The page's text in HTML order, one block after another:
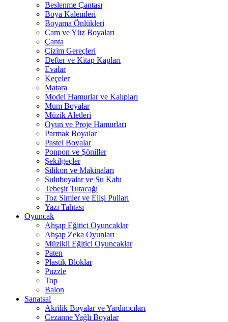
Beslenme Çantası
Boya Kalemleri
Boyama Önlükleri
Cam ve Yüz Boyaları
Çanta
Çizim Gereçleri
Defter ve Kitap Kapları
Evalar
Keçeler
Matara
Model Hamurlar ve Kalıpları
Mum Boyalar
Müzik Aletleri
Oyun ve Proje Hamurları
Parmak Boyalar
Pastel Boyalar
Ponpon ve Şöniller
Şekilgeçler
Silikon ve Makinaları
Suluboyalar ve Su Kabı
Tebeşir Tutacağı
Toz Simler ve Elişi Pulları
Yazı Tahtası
Oyuncak
Ahşap Eğitici Oyuncaklar
Ahşap Zeka Oyunları
Müzikli Eğitici Oyuncaklar
Paten
Plastik Bloklar
Puzzle
Top
Balon
Sanatsal
Akrilik Boyalar ve Yardımcıları
Cezanne Yağlı Boyalar